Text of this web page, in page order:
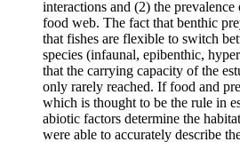
interactions and (2) the
food web. The fact that benthic
that fishes are flexible to switch
species (infaunal, epibenthic,
that the carrying capacity of the
only rarely reached. If food and
which is thought to be the rule in
abiotic factors determine the
were able to accurately describe